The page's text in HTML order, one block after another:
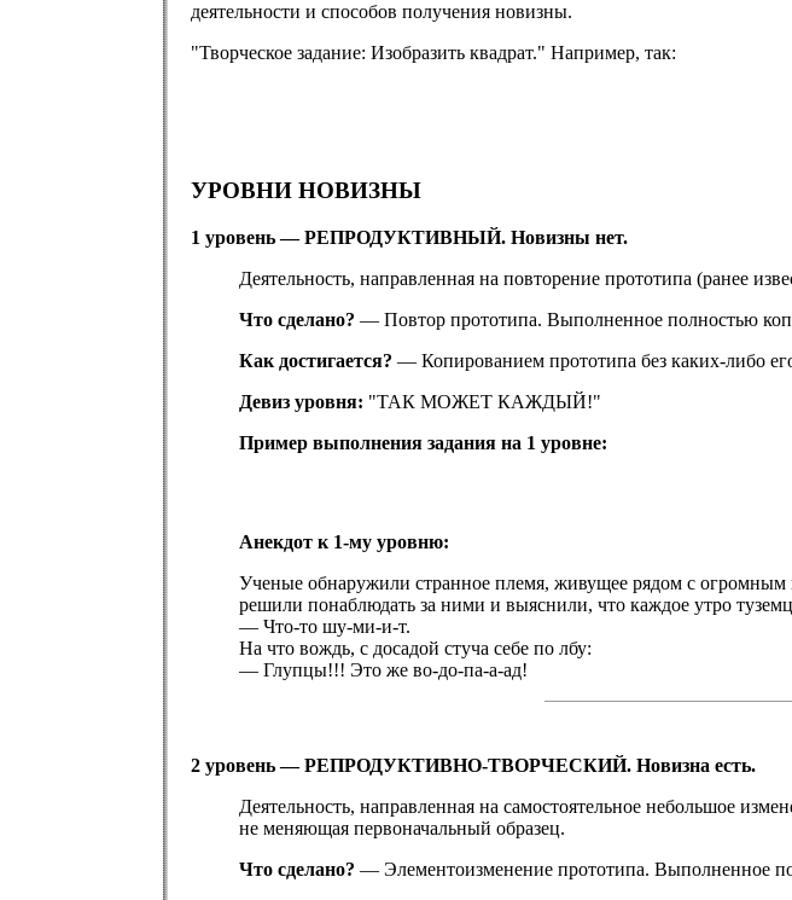
деятельности и способов получения новизны.
"Творческое задание: Изобразить квадрат." Например, так:
УРОВНИ НОВИЗНЫ
1 уровень — РЕПРОДУКТИВНЫЙ. Новизны нет.
Деятельность, направленная на повторение прототипа (ранее
Что сделано? — Повтор прототипа. Выполненное полностью
Как достигается? — Копированием прототипа без каких-либо
Девиз уровня: "ТАК МОЖЕТ КАЖДЫЙ!"
Пример выполнения задания на 1 уровне:
Анекдот к 1-му уровню:
Ученые обнаружили странное племя, живущее рядом с
решили понаблюдать за ними и выяснили, что каждое утро
— Что-то шу-ми-и-т.
На что вождь, с досадой стуча себе по лбу:
— Глупцы!!! Это же во-до-па-а-ад!
2 уровень — РЕПРОДУКТИВНО-ТВОРЧЕСКИЙ. Новизна есть.
Деятельность, направленная на самостоятельное небольшое
не меняющая первоначальный образец.
Что сделано? — Элементоизменение прототипа. Выполненное